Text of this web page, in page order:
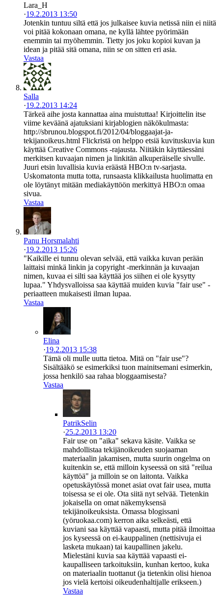
Lara_H
·19.2.2013 13:50
Jotenkin tuntuu siltä että jos julkaisee kuvia netissä niin ei niitä
voi pitää kokonaan omana, ne kyllä lähtee pyörimään
enemmin tai myöhemmin. Tietty jos joku kopioi kuvan ja
idean ja pitää sitä omana, niin se on sitten eri asia.
Vastaa
Salla
·19.2.2013 14:24
Tärkeä aihe josta kannattaa aina muistuttaa! Kirjoittelin itse
viime keväänä ajatuksiani kirjablogien näkökulmasta:
http://sbrunou.blogspot.fi/2012/04/bloggaajat-ja-
tekijanoikeus.html Flickristä on helppo etsiä kuvituskuvia kun
käyttää Creative Commons -rajausta. Niitäkin käyttäessäni
merkitsen kuvaajan nimen ja linkitän alkuperäiselle sivulle.
Juuri etsin luvallisia kuvia eräästä HBO:n tv-sarjasta.
Uskomatonta mutta totta, runsaasta klikkailusta huolimatta en
ole löytänyt mitään mediakäyttöön merkittyä HBO:n omaa
sivua.
Vastaa
Panu Horsmalahti
·19.2.2013 15:26
"Kaikille ei tunnu olevan selvää, että vaikka kuvan perään
laittaisi minkä linkin ja copyright -merkinnän ja kuvaajan
nimen, kuvaa ei silti saa käyttää jos siihen ei ole kysytty
lupaa." Yhdysvalloissa saa käyttää muiden kuvia "fair use" -
periaatteen mukaisesti ilman lupaa.
Vastaa
Elina
·19.2.2013 15:38
Tämä oli mulle uutta tietoa. Mitä on "fair use"?
Sisältääkö se esimerkiksi tuon mainitsemani esimerkin,
jossa henkilö saa rahaa bloggaamisesta?
Vastaa
PatrikSelin
·25.2.2013 13:20
Fair use on "aika" sekava käsite. Vaikka se
mahdollistaa tekijänoikeuden suojaaman
materiaalin jakamisen, mutta suurin ongelma on
kuitenkin se, että milloin kyseessä on sitä "reilua
käyttöä" ja milloin se on laitonta. Vaikka
opetuskäytössä monet asiat ovat fair usea, mutta
toisessa se ei ole. Ota siitä nyt selvää. Tietenkin
jokaisella on omat näkemyksensä
tekijänoikeuksista. Omassa blogissani
(yöruokaa.com) kerron aika selkeästi, että
kuviani saa käyttää vapaasti, mutta pitää ilmoittaa
jos kyseessä on ei-kauppalinen (nettisivuja ei
lasketa mukaan) tai kaupallinen jakelu.
Mielestäni kuvia saa käyttää vapaasti ei-
kaupalliseen tarkoituksiin, kunhan kertoo, kuka
on materiaalin tuottanut (ja tietenkin olisi hienoa
jos vielä kertoisi oikeudenhaltijalle erikseen.)
Vastaa